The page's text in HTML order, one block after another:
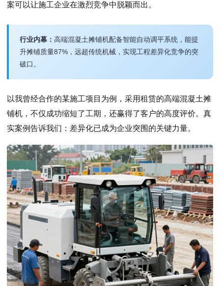
案可以让施工企业在激烈竞争中脱颖而出。
行业内幕： 高端混凝土摊铺机配备智能自动调平系统，能提
升摊铺质量87%，远超传统机械，实现工程差异化竞争的突
破口。
以我曾经合作的某施工项目为例，采用租赁的高端混凝土摊
铺机，不仅成功缩短了工期，还赢得了客户的高度评价。真
实案例告诉我们：差异化已成为企业突围的关键力量。